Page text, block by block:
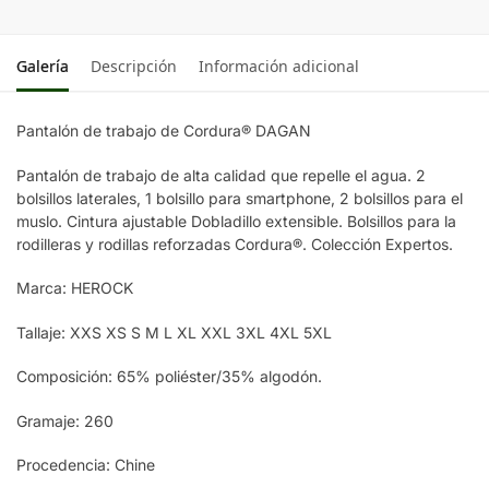
Galería Descripción Información adicional
Pantalón de trabajo de Cordura® DAGAN
Pantalón de trabajo de alta calidad que repelle el agua. 2
bolsillos laterales, 1 bolsillo para smartphone, 2 bolsillos para el
muslo. Cintura ajustable Dobladillo extensible. Bolsillos para la
rodilleras y rodillas reforzadas Cordura®. Colección Expertos.
Marca: HEROCK
Tallaje: XXS XS S M L XL XXL 3XL 4XL 5XL
Composición: 65% poliéster/35% algodón.
Gramaje: 260
Procedencia: Chine